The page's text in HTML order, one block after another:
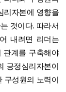
리자본에 영향을
것이다. 따라서
내려면 리더는
관계를 구축해야
긍정심리자본이
성원의 노력이